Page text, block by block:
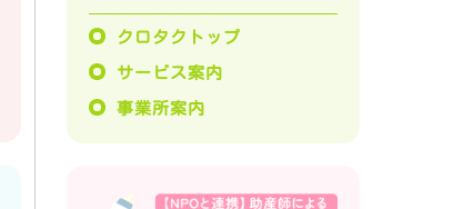
クロタクトップ
サービス案内
事業所案内